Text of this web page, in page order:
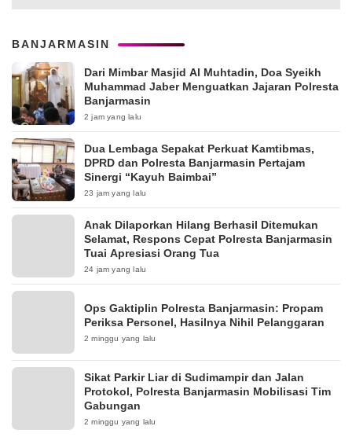
BANJARMASIN
Dari Mimbar Masjid Al Muhtadin, Doa Syeikh
Muhammad Jaber Menguatkan Jajaran Polresta
Banjarmasin
2 jam yang lalu
Dua Lembaga Sepakat Perkuat Kamtibmas,
DPRD dan Polresta Banjarmasin Pertajam
Sinergi “Kayuh Baimbai”
23 jam yang lalu
Anak Dilaporkan Hilang Berhasil Ditemukan
Selamat, Respons Cepat Polresta Banjarmasin
Tuai Apresiasi Orang Tua
24 jam yang lalu
Ops Gaktiplin Polresta Banjarmasin: Propam
Periksa Personel, Hasilnya Nihil Pelanggaran
2 minggu yang lalu
Sikat Parkir Liar di Sudimampir dan Jalan
Protokol, Polresta Banjarmasin Mobilisasi Tim
Gabungan
2 minggu yang lalu